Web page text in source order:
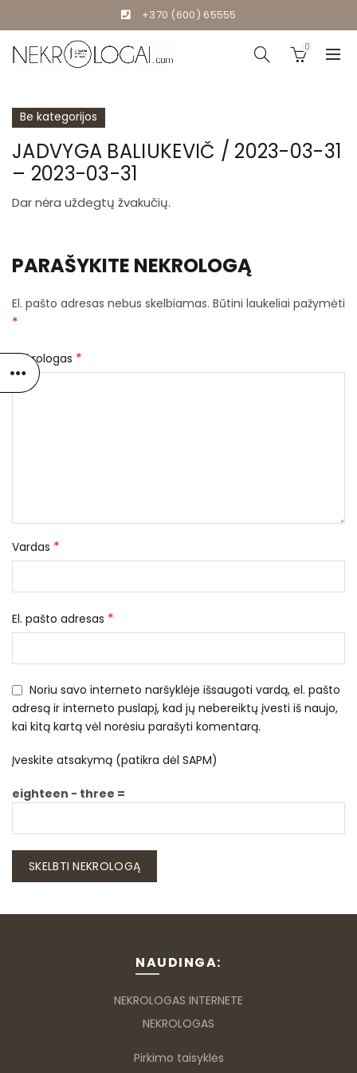
+370 (600) 65555
0
Be kategorijos
JADVYGA BALIUKEVIČ / 2023-03-31
– 2023-03-31
Dar nėra uždegtų žvakučių.
PARAŠYKITE NEKROLOGĄ
El. pašto adresas nebus skelbiamas. Būtini laukeliai pažymėti
*
Nekrologas *
Vardas *
El. pašto adresas *
Noriu savo interneto naršyklėje išsaugoti vardą, el. pašto
adresą ir interneto puslapį, kad jų nebereiktų įvesti iš naujo,
kai kitą kartą vėl norėsiu parašyti komentarą.
Įveskite atsakymą (patikra dėl SAPM)
eighteen − three =
NAUDINGA:
NEKROLOGAS INTERNETE
NEKROLOGAS
Pirkimo taisyklės